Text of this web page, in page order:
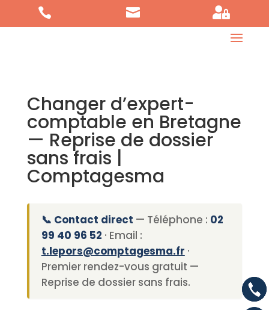
  
Changer d’expert-
comptable en Bretagne
— Reprise de dossier
sans frais |
Comptagesma
📞 Contact direct — Téléphone : 02
99 40 96 52 · Email :
t.lepors@comptagesma.fr ·
Premier rendez-vous gratuit —
Reprise de dossier sans frais.